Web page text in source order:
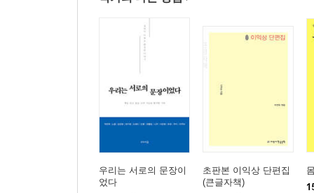
우리는 서로의 문장이
었다
초판본 이익상 단편집
(큰글자책)